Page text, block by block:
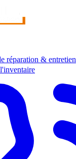
réparation & entretien